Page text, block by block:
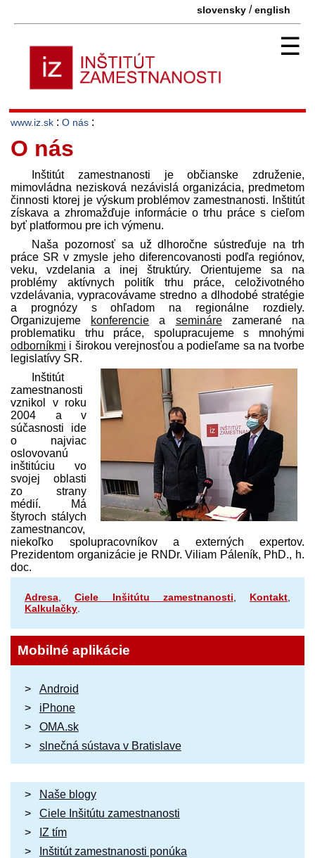
slovensky /english
☰
www.iz.sk : O nás :
O nás
Inštitút zamestnanosti je občianske združenie,
mimovládna nezisková nezávislá organizácia, pred­metom
činnosti ktorej je výskum problémov zamestnanosti. Inštitút
získava a zhromažďuje informácie o trhu práce s cieľom
byť platformou pre ich výmenu.
Naša pozornosť sa už dlhoročne sústreďuje na trh
práce SR v zmysle jeho diferencovanosti podľa regiónov,
veku, vzdelania a inej štruktúry. Orientujeme sa na
problémy aktívnych politík trhu práce, celoživotného
vzdelávania, vypracovávame stredno a dlhodobé stratégie
a prognózy s ohľadom na regionálne rozdiely.
Organizujeme
konferencie a seminárezamerané na
problematiku trhu práce, spolupracujeme s mnohými
odborníkmi i širokou verejnosťou a podieľame sa na tvorbe
legislatívy SR.
Inštitút
zamestnanosti
vznikol v roku
2004 a v
súčasnosti ide
o najviac
oslovovanú
inštitúciu vo
svojej oblasti
zo strany
médií. Má
štyroch stálych
zamestnancov,
niekoľko spolupracovníkov a externých expertov.
Prezidentom organizácie je RNDr. Viliam Páleník, PhD., h.
doc.
Adresa ,Ciele Inšitútu zamestnanosti Kontakt
Kalkulačky
Mobilné aplikácie
Android
iPhone
OMA.sk
slnečná sústava v Bratislave
Naše blogy
Ciele Inšitútu zamestnanosti
IZ tím
Inštitút zamestnanosti ponúka